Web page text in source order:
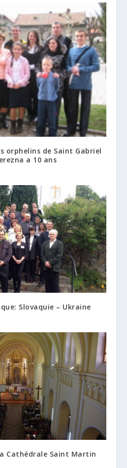
orphelins de Saint Gabriel
a 10 ans
Slovaquie – Ukraine
Cathédrale Saint Martin